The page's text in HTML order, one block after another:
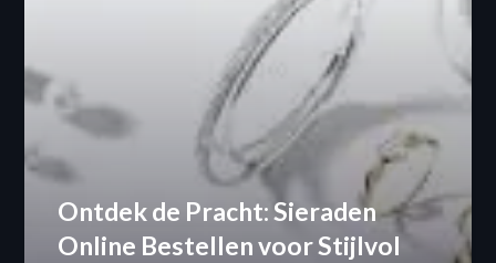
Ontdek de Pracht: Sieraden
Online Bestellen voor Stijlvol